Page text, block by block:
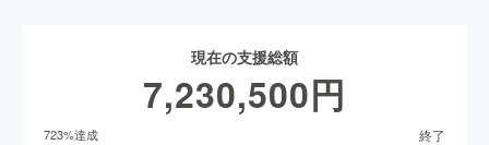
現在の支援総額
7,230,500円
723%達成 終了